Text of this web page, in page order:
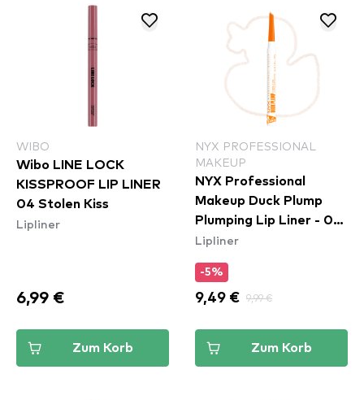
WIBO
Wibo LINE LOCK
KISSPROOF LIP LINER
04 Stolen Kiss
Lipliner
6,99 €
Zum Korb
NYX PROFESSIONAL
MAKEUP
NYX Professional
Makeup Duck Plump
Plumping Lip Liner - 01
Ducking Clear
Lipliner
-5%
9,49 € 9,99 €
Zum Korb